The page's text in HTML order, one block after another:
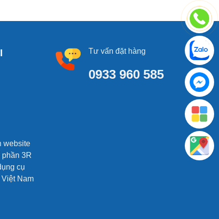
website
3R
cụ
Nam
Tư vấn đặt hàng
0933 960 585